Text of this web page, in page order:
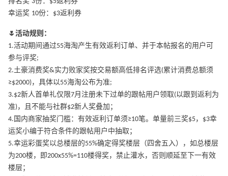
幸运奖 10份：$3返利券
🌷活动规则：
1.活动期间通过55海淘产生有效返利订单、并于本帖报名的用户可
参与评奖;
2.土豪消费奖&实力败家奖按交易额高低排名评选(累计消费总额须
≥$2000)，具体以55海淘公布为准;
3.$2新人首单礼仅限7月注册未下过单的跟帖用户领取(以跟到返利为
准)，且不能与社群$2新人奖叠加；
4.国内商家抽奖门槛：有效返利订单须≥10笔。单量前三奖$5，$3幸
运奖小编于符合条件的跟帖用户中抽取；
5.幸运彩蛋奖以总楼层的55%确定得奖楼层（四舍五入），如总楼层
为200楼，即200x55%=110楼得奖，禁止灌水，否则顺延至下一有效
楼层；